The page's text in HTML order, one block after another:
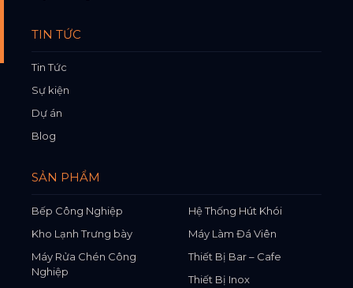
TIN TỨC
Tin Tức
Sự kiện
Dự án
Blog
SẢN PHẨM
Bếp Công Nghiệp
Hệ Thống Hút Khói
Kho Lạnh Trưng bày
Máy Làm Đá Viên
Máy Rửa Chén Công
Nghiệp
Thiết Bị Bar – Cafe
Thiết Bị Inox